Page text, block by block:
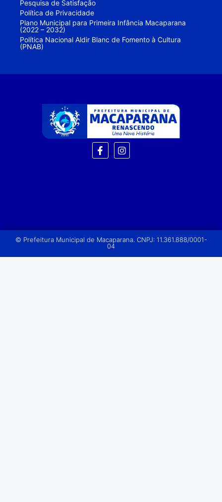
Pesquisa de Satisfação
Política de Privacidade
Plano Municipal para Primeira Infância Macaparana
(2022 – 2032)
Política Nacional Aldir Blanc de Fomento à Cultura
(PNAB)
© Prefeitura Municipal de Macaparana. CNPJ: 11.361.888/0001-
04